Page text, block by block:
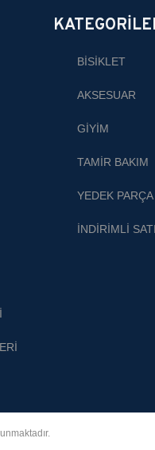
BİSİKLET
AKSESUAR
GİYİM
TAMİR BAKIM
YEDEK PARÇA
İNDİRİMLİ